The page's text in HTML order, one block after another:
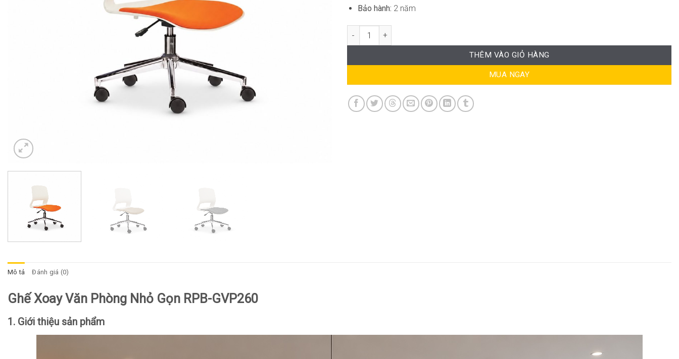
Bảo hành: 2 năm
Ghế Xoay Văn Phòng Nhỏ Gọn RPB-GVP260 số lượng
THÊM VÀO GIỎ HÀNG
MUA NGAY
Mô tả Đánh giá (0)
Ghế Xoay Văn Phòng Nhỏ Gọn RPB-GVP260
1. Giới thiệu sản phẩm